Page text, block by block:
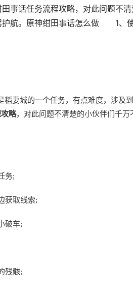
事话任务流程攻略，对此问题不
护航。原神绀田事话怎么做 1、
稻妻城的一个任务，有点难度，涉及
略，对此问题不清楚的小伙伴们千
务;
获取线索;
破车;
残骸;